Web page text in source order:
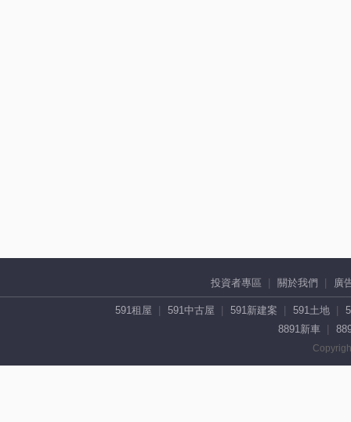
投資者專區 關於我們 廣
591租屋 591中古屋 591新建案 591土地
8891新車